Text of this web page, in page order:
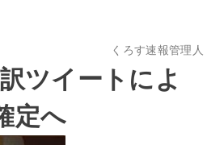
くろす速報管理人
ツイートによ
定へ